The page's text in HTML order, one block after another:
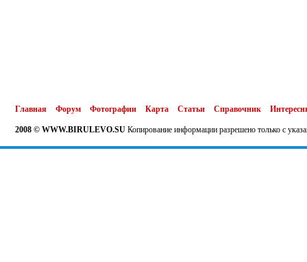
Главная Форум Фотографии Карта Статьи Справочник
2008 © WWW.BIRULEVO.SU Копирование информации разрешено только с